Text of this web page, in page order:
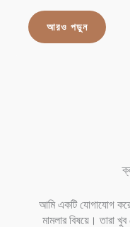
আরও পড়ুন
আমি একটি যোগাযোগ
মামলার বিষয়ে। তারা